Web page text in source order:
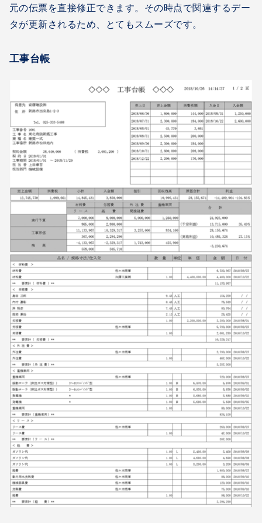
元の伝票を直接修正できます。その時点で関連するデー
タが更新されるため、とてもスムーズです。
工事台帳